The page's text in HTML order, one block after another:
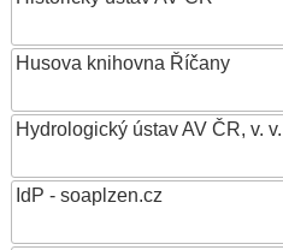
Husova knihovna Říčany
Hydrologický ústav AV ČR, v.
IdP - soaplzen.cz